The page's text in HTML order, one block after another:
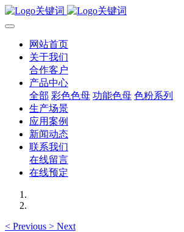
网站首页
关于我们
合作客户
产品中心
全部 彩色色母 功能色母 色粉系列
生产场景
应用案例
新闻动态
联系我们
在线留言
在线预定
< Previous > Next